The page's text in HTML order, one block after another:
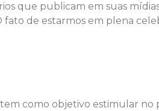
que publicam em suas
fato de estarmos em plena
como objetivo estimular no